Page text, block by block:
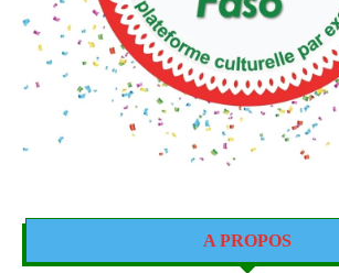
A PROPOS